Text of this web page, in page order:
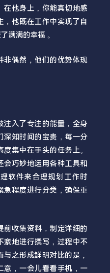
在他身上，你能真切地感
，他既在工作中实现了自
满满的幸福 。
非偶然，他们的优势体现
注入了专注的能量，全身
深知时间的宝贵，每一分
集中在手头的任务上。
会巧妙地运用各种工具和
软件来合理规划工作时
急程度进行分类，确保重
前收集资料，制定详细的
紊地进行撰写，过程中不
之形成鲜明对比的是，
意，一会儿看看手机，一